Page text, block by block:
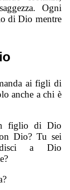
Ogni
di Dio mentre
ai figli di
anche a chi è
figlio di Dio
Dio? Tu sei
a Dio